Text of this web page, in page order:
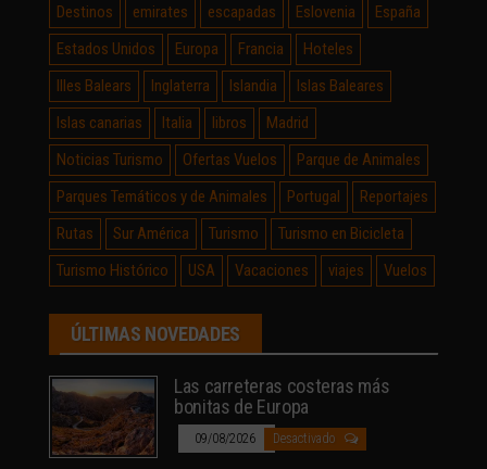
Destinos
emirates escapadas Eslovenia
España
Estados Unidos
Europa Francia
Hoteles
Illes Balears
Inglaterra Islandia
Islas Baleares
Islas canarias
Italia libros
Madrid
Noticias Turismo
Ofertas Vuelos
Parque de Animales
Parques Temáticos y de Animales
Portugal
Reportajes
Rutas
Sur América Turismo
Turismo en Bicicleta
Turismo Histórico
USA Vacaciones viajes Vuelos
ÚLTIMAS NOVEDADES
Las carreteras costeras más
bonitas de Europa
09/08/2026 Desactivado